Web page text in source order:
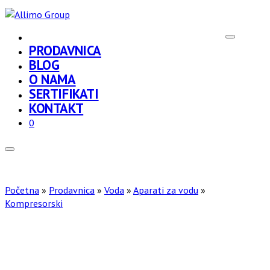
PRODAVNICA
BLOG
O NAMA
SERTIFIKATI
KONTAKT
0
Početna » Prodavnica » Voda » Aparati za vodu »
Kompresorski